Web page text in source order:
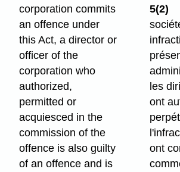
corporation commits
an offence under
this Act, a director or
officer of the
corporation who
authorized,
permitted or
acquiesced in the
commission of the
offence is also guilty
of an offence and is
5(2)
les
ont
ont